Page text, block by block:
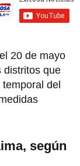
20 de mayo
distritos que
del
según